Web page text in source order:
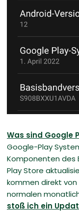
Was sind Google
Google-Play
Komponenten des
Play Store
kommen direkt
normalen
stoß ich ein